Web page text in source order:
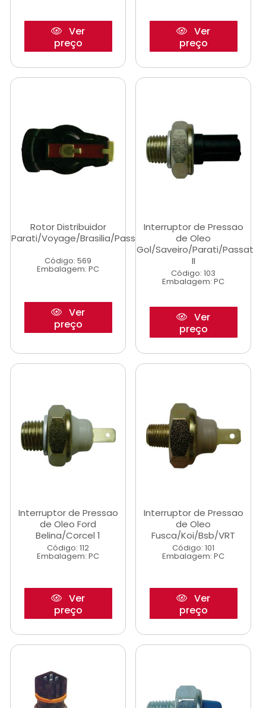
Ver
preço
Ver
preço
Rotor Distribuidor
Parati/Voyage/Brasilia/Passat/Saveiro
Código: 569
Embalagem: PC
Ver
preço
Interruptor de Pressao
de Oleo
Gol/Saveiro/Parati/Passat
II
Código: 103
Embalagem: PC
Ver
preço
Interruptor de Pressao
de Oleo Ford
Belina/Corcel 1
Código: 112
Embalagem: PC
Ver
preço
Interruptor de Pressao
de Oleo
Fusca/Koi/Bsb/VRT
Código: 101
Embalagem: PC
Ver
preço